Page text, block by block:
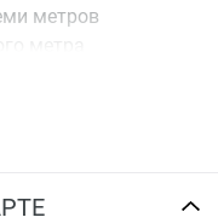
метров